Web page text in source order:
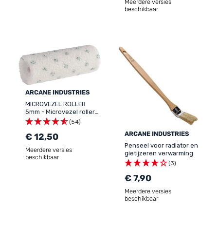
leempleister licht
Meerdere versies
beschikbaar
ARCANE INDUSTRIES
MICROVEZEL ROLLER
5mm - Microvezel roller
voor primer en afwerking
(54)
€ 12,50
Meerdere versies
beschikbaar
ARCANE INDUSTRIES
Penseel voor radiator en
gietijzeren verwarming
(3)
€ 7,90
Meerdere versies
beschikbaar